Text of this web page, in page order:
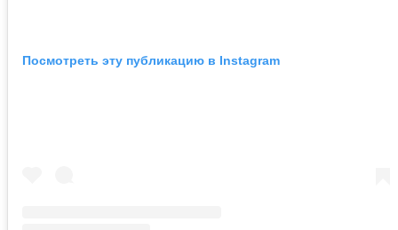
Посмотреть эту публикацию в Instagram